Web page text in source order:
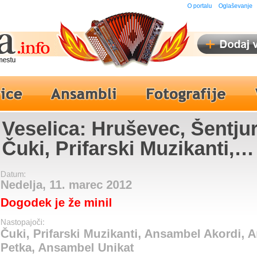
O portalu Oglaševanje
Veselica: Hruševec,
Čuki, Prifarski Muzikanti,
Ansambel Akordi, Ansambel
Petka, Ansambel Unikat
Datum:
Nedelja, 11. marec 2012
Dogodek je že minil
Nastopajoči:
Čuki, Prifarski Muzikanti, Ansambel Akordi,
Petka, Ansambel Unikat